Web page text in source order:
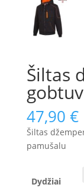
Šiltas
47,90 €
Šiltas
pamušalu
Dydžiai